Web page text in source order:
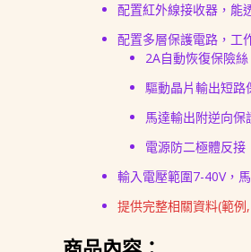
配置紅外線接收器，能
配置多層保護電路，工
2A自動恢復保險絲
驅動晶片輸出短路
馬達輸出附逆向保
電源防二極體反接
輸入電壓範圍7-40V，
提供完整相關資料(範